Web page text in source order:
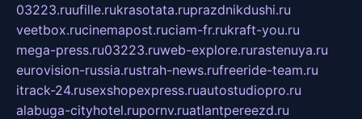
03223.ruufille.rukrasotata.ruprazdnikdushi.ru
veetbox.rucinemapost.ruciam-fr.rukraft-you.ru
mega-press.ru03223.ruweb-explore.rurastenuya.ru
eurovision-russia.rustrah-news.rufreeride-team.ru
itrack-24.rusexshopexpress.ruautostudiopro.ru
alabuga-cityhotel.rupornv.ruatlantpereezd.ru